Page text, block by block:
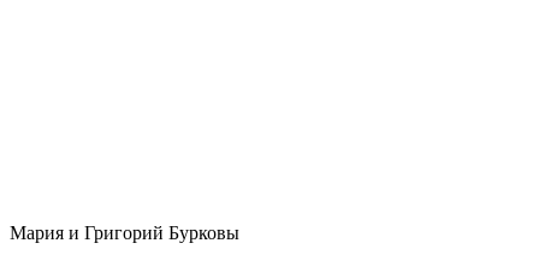
Мария и Григорий Бурковы